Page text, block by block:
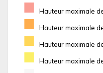
■ Hauteur maximale
■ Hauteur maximale
■ Hauteur maximale
■ Hauteur maximale